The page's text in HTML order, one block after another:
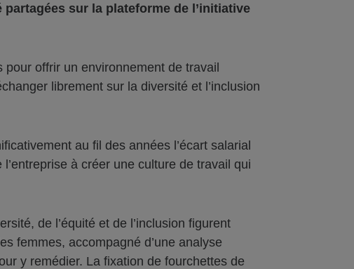
sur la plateforme de l’initiative
offrir un environnement de travail
librement sur la diversité et l’inclusion
au fil des années l’écart salarial
à créer une culture de travail qui
de l’équité et de l’inclusion figurent
femmes, accompagné d’une analyse
y remédier. La fixation de fourchettes de